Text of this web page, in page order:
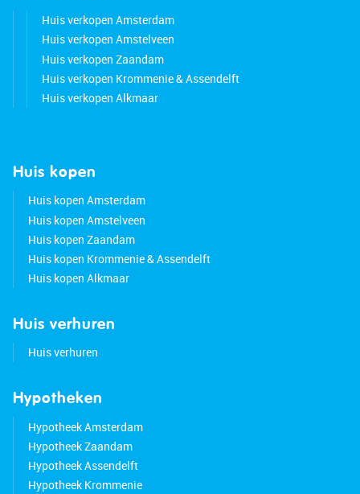
Huis verkopen Amsterdam
Huis verkopen Amstelveen
Huis verkopen Zaandam
Huis verkopen Krommenie & Assendelft
Huis verkopen Alkmaar
Huis kopen
Huis kopen Amsterdam
Huis kopen Amstelveen
Huis kopen Zaandam
Huis kopen Krommenie & Assendelft
Huis kopen Alkmaar
Huis verhuren
Huis verhuren
Hypotheken
Hypotheek Amsterdam
Hypotheek Zaandam
Hypotheek Assendelft
Hypotheek Krommenie